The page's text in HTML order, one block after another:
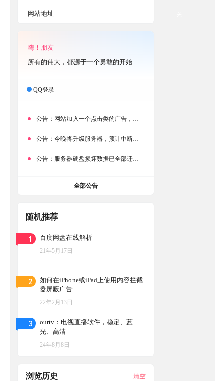
网站地址
嗨！朋友
所有的伟大，都源于一个勇敢的开始
QQ登录
公告： 网站加入一个点击类的广告，大家点击下载按钮需要注意
公告： 今晚将升级服务器，预计中断时常为1分钟
公告： 服务器硬盘损坏数据已全部迁移备份，网站恢复完成！
全部公告
随机推荐
1 百度网盘在线解析
21年5月17日
2
如何在iPhone或iPad上使用内容拦截
器屏蔽广告
22年2月13日
3
ourtv：电视直播软件，稳定、蓝
光、高清
24年8月8日
浏览历史 清空